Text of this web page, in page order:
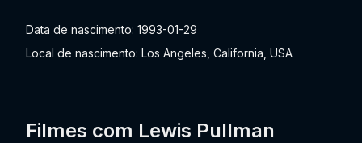
Data de nascimento: 1993-01-29
Local de nascimento: Los Angeles, California, USA
Filmes com Lewis Pullman